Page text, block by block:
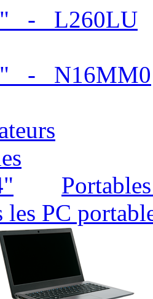
- L260LU
- N16MM0
les PC